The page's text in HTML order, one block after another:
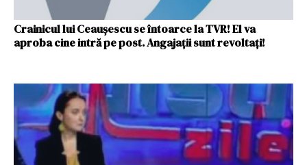
Crainicul lui Ceaușescu se întoarce la TVR! El va
aproba cine intră pe post. Angajații sunt revoltați!